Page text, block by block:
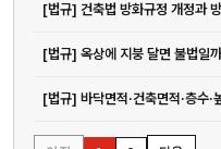
[법규] 건축법 방화규정 개정과
[법규] 옥상에 지붕 달면 불법일
[법규] 바닥면적·건축면적·층수·